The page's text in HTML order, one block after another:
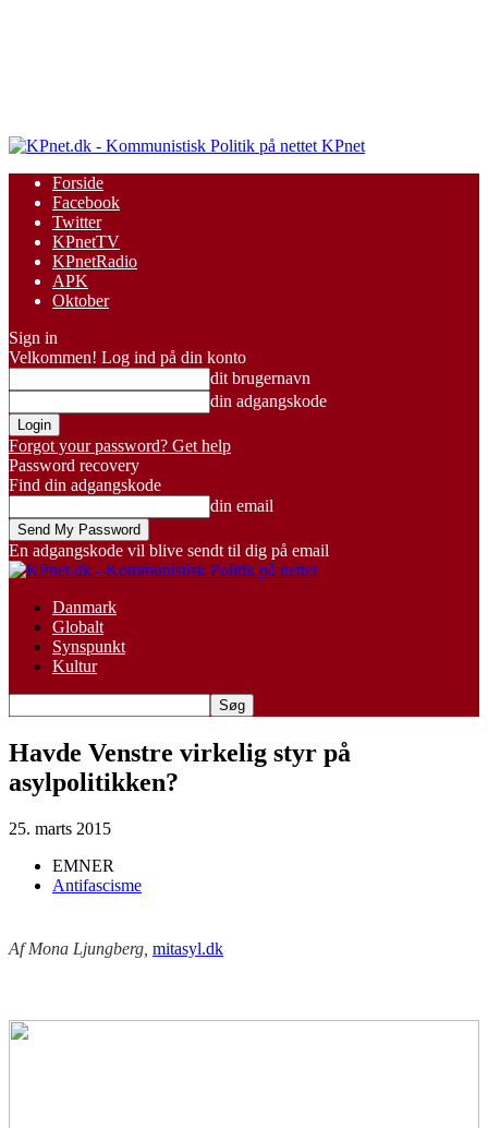
KPnet
Forside
Facebook
Twitter
KPnetTV
KPnetRadio
APK
Oktober
Sign in
Velkommen! Log ind på din konto
dit brugernavn
din adgangskode
Forgot your password? Get help
Password recovery
Find din adgangskode
din email
En adgangskode vil blive sendt til dig på email
Danmark
Globalt
Synspunkt
Kultur
Havde Venstre virkelig styr på
asylpolitikken?
25. marts 2015
EMNER
Antifascisme
Af Mona Ljungberg, mitasyl.dk